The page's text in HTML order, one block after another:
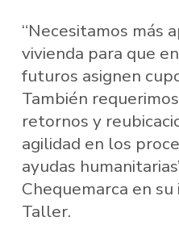
“Necesitamos más
vivienda para que
futuros asignen
También
retornos y
agilidad en los
ayudas
Chequemarca en
Taller.